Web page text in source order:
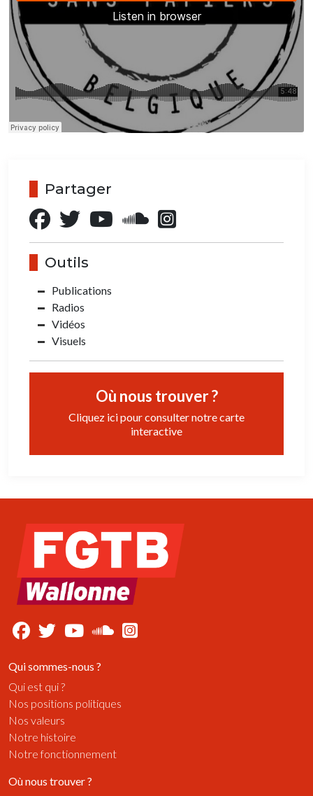
Partager
Outils
Publications
Radios
Vidéos
Visuels
Où nous trouver ?
Cliquez ici pour consulter notre carte
interactive
Qui sommes-nous ?
Qui est qui ?
Nos positions politiques
Nos valeurs
Notre histoire
Notre fonctionnement
Où nous trouver ?